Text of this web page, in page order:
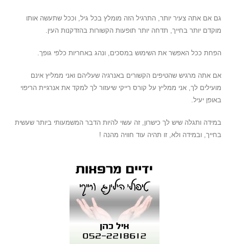
גם אם אתה צעיר יותר, התרגיל הזה מומלץ בכל גיל, וככל שתעשה אותו
מוקדם יותר בחייך, תדחה יותר תופעות הקשורות בהזדקנות העין.
הפחת ככל האפשר את השימוש במסכים, ונהג באחריות כלפי גופך.
אם אתה מרגיש שהטיפים הקשורים באנרגיה שעליהם ואני ממליץ אינם
מועילים לך, אני ממליץ על קורס רייקי שיעזור לך למקד את אנרגיית הריפוי
באופן יעיל.
במידה ותגלה שיש לך כישרון, זה עשוי להיות הדבר המשמעותי ביותר שעשית
בחייך, ובמידה ולא, זו תהיה עוד חוויה מהנה !